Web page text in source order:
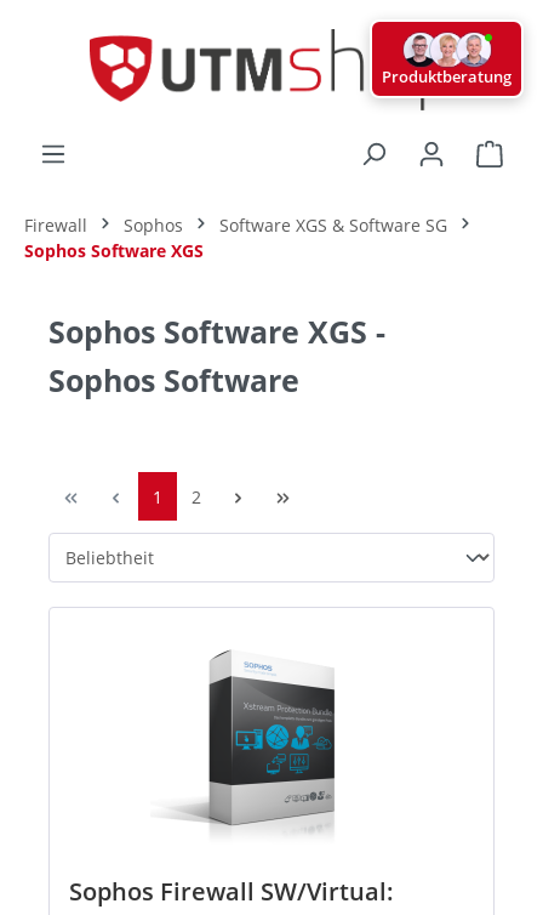
Firewall Sophos
Software XGS & Software SG
Sophos Software XGS
Sophos Software XGS -
Sophos Software
1 2
Sophos Firewall SW/Virtual:
Produktberatung